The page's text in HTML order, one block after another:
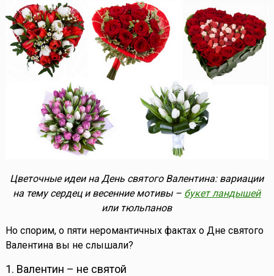
Цветочные идеи на День святого Валентина: вариации
на тему сердец и весенние мотивы – букет ландышей
или тюльпанов
Но спорим, о пяти неромантичных фактах о Дне святого
Валентина вы не слышали?
1. Валентин – не святой